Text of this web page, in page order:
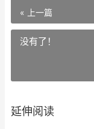
« 上一篇
没有了！
延伸阅读